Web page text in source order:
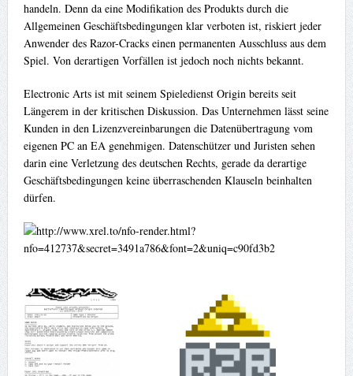
handeln. Denn da eine Modifikation des Produkts durch die
Allgemeinen Geschäftsbedingungen klar verboten ist, riskiert jeder
Anwender des Razor-Cracks einen permanenten Ausschluss aus dem
Spiel. Von derartigen Vorfällen ist jedoch noch nichts bekannt.
Electronic Arts ist mit seinem Spieledienst Origin bereits seit
Längerem in der kritischen Diskussion. Das Unternehmen lässt seine
Kunden in den Lizenzvereinbarungen die Datenübertragung vom
eigenen PC an EA genehmigen. Datenschützer und Juristen sehen
darin eine Verletzung des deutschen Rechts, gerade da derartige
Geschäftsbedingungen keine überraschenden Klauseln beinhalten
dürfen.